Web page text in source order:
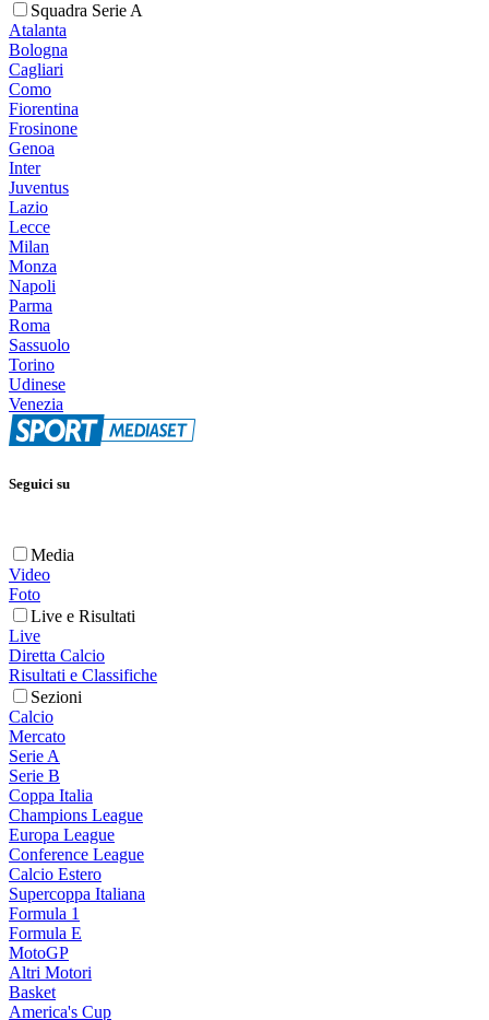
Squadra Serie A
Atalanta
Bologna
Cagliari
Como
Fiorentina
Frosinone
Genoa
Inter
Juventus
Lazio
Lecce
Milan
Monza
Napoli
Parma
Roma
Sassuolo
Torino
Udinese
Venezia
Seguici su
Media
Video
Foto
Live e Risultati
Live
Diretta Calcio
Risultati e Classifiche
Sezioni
Calcio
Mercato
Serie A
Serie B
Coppa Italia
Champions League
Europa League
Conference League
Calcio Estero
Supercoppa Italiana
Formula 1
Formula E
MotoGP
Altri Motori
Basket
America's Cup